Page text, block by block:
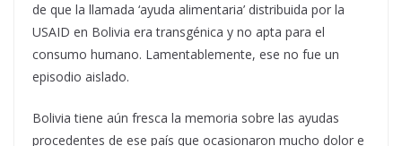
de que la llamada ‘ayuda alimentaria’ distribuida por la
USAID en Bolivia era transgénica y no apta para el
consumo humano. Lamentablemente, ese no fue un
episodio aislado.
Bolivia tiene aún fresca la memoria sobre las ayudas
procedentes de ese país que ocasionaron mucho dolor e